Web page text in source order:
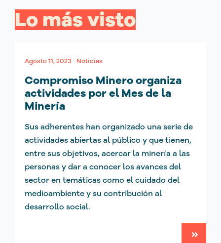
Lo más visto
Agosto 11, 2023 Noticias
Compromiso Minero organiza
actividades por el Mes de la
Minería
Sus adherentes han organizado una serie de
actividades abiertas al público y que tienen,
entre sus objetivos, acercar la minería a las
personas y dar a conocer los avances del
sector en temáticas como el cuidado del
medioambiente y su contribución al
desarrollo social.